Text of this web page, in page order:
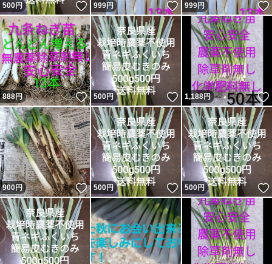
500円 いいね！
999円 いいね！
999円
888円 いいね！
500円 いいね！
1,188円
900円 いいね！
500円 いいね！
500円